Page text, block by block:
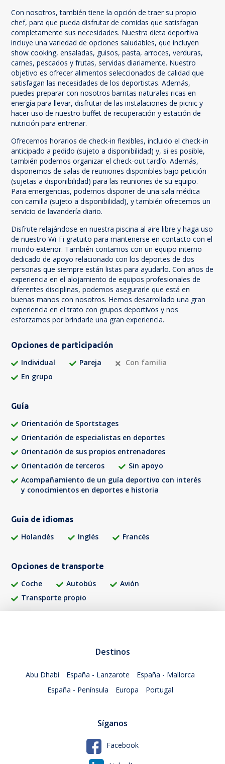
Con nosotros, también tiene la opción de traer su propio
chef, para que pueda disfrutar de comidas que satisfagan
completamente sus necesidades. Nuestra dieta deportiva
incluye una variedad de opciones saludables, que incluyen
show cooking, ensaladas, guisos, pasta, arroces, verduras,
carnes, pescados y frutas, servidas diariamente. Nuestro
objetivo es ofrecer alimentos seleccionados de calidad que
satisfagan las necesidades de los deportistas. Además,
puedes preparar con nosotros barritas naturales ricas en
energía para llevar, disfrutar de las instalaciones de picnic y
hacer uso de nuestro buffet de recuperación y estación de
nutrición para entrenar.
Ofrecemos horarios de check-in flexibles, incluido el check-in
anticipado a pedido (sujeto a disponibilidad) y, si es posible,
también podemos organizar el check-out tardío. Además,
disponemos de salas de reuniones disponibles bajo petición
(sujetas a disponibilidad) para las reuniones de su equipo.
Para emergencias, podemos disponer de una sala médica
con camilla (sujeto a disponibilidad), y también ofrecemos un
servicio de lavandería diario.
Disfrute relajándose en nuestra piscina al aire libre y haga uso
de nuestro Wi-Fi gratuito para mantenerse en contacto con el
mundo exterior. También contamos con un equipo interno
dedicado de apoyo relacionado con los deportes de dos
personas que siempre están listas para ayudarlo. Con años de
experiencia en el alojamiento de equipos profesionales de
diferentes disciplinas, podemos asegurarle que está en
buenas manos con nosotros. Hemos desarrollado una gran
experiencia en el trato con grupos deportivos y nos
esforzamos por brindarle una gran experiencia.
Opciones de participación
Individual Pareja
Con familia
En grupo
Guía
Orientación de Sportstages
Orientación de especialistas en deportes
Orientación de sus propios entrenadores
Orientación de terceros
Sin apoyo
Acompañamiento de un guía deportivo con interés
y conocimientos en deportes e historia
Guía de idiomas
Holandés Inglés Francés
Opciones de transporte
Coche Autobús
Avión
Transporte propio
Destinos
Abu Dhabi España - Lanzarote
España - Mallorca
España - Península
Europa Portugal
Síganos
Facebook